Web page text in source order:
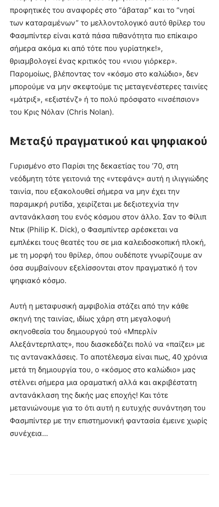
προφητικές του αναφορές στο “άβαταρ” και το “νησί
των καταραμένων” το μελλοντολογικό αυτό θρίλερ του
Φασμπίντερ είναι κατά πάσα πιθανότητα πιο επίκαιρο
σήμερα ακόμα κι από τότε που γυρίατηκε!»,
θριαμβολογεί ένας κριτικός του «νιου γιόρκερ».
Παρομοίως, βλέποντας τον «κόσμο στο καλώδιο», δεν
μπορούμε να μην σκεφτούμε τις μεταγενέστερες ταινίες
«μάτριξ», «εξιστένζ» ή το πολύ πρόσφατο «ινσέπσιον»
του Κρις Νόλαν (Chris Nolan).
Μεταξύ πραγματικού και ψηφιακού
Γυρισμένο στο Παρίσι της δεκαετίας του ’70, στη
νεόδμητη τότε γειτονιά της «ντεφάνς» αυτή η ιλιγγιώδης
ταινία, που εξακολουθεί σήμερα να μην έχει την
παραμικρή ρυτίδα, χειρίζεται με δεξιοτεχνία την
αντανάκλαση του ενός κόσμου στον άλλο. Σαν το Φίλιπ
Ντικ (Philip K. Dick), ο Φασμπίντερ αρέσκεται να
εμπλέκει τους θεατές του σε μια καλειδοσκοπική πλοκή,
με τη μορφή του θρίλερ, όπου ουδέποτε γνωρίζουμε αν
όσα συμβαίνουν εξελίσσονται στον πραγματικό ή τον
ψηφιακό κόσμο.
Αυτή η μεταφυσική αμφιβολία στάζει από την κάθε
σκηνή της ταινίας, ιδίως χάρη στη μεγαλοφυή
σκηνοθεσία του δημιουργού τού «Μπερλίν
Αλεξάντερπλατς», που διασκεδάζει πολύ να «παίζει» με
τις αντανακλάσεις. Το αποτέλεσμα είναι πως, 40 χρόνια
μετά τη δημιουργία του, ο «κόσμος στο καλώδιο» μας
στέλνει σήμερα μια οραματική αλλά και ακριβέστατη
αντανάκλαση της δικής μας εποχής! Και τότε
μετανιώνουμε για το ότι αυτή η ευτυχής συνάντηση του
Φασμπίντερ με την επιστημονική φαντασία έμεινε χωρίς
συνέχεια…